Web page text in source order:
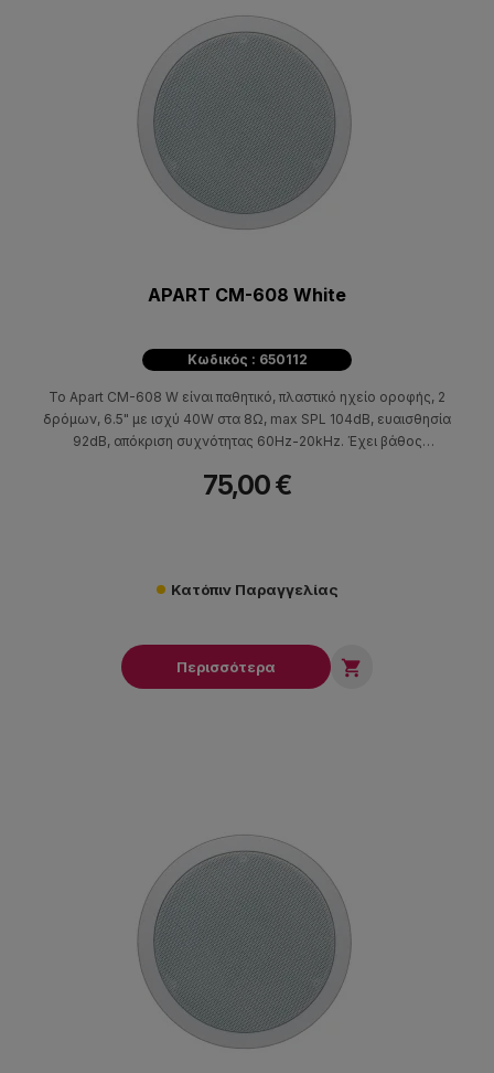
APART CM-608 White
Κωδικός : 650112
Το Apart CM-608 W είναι παθητικό, πλαστικό ηχείο οροφής, 2
δρόμων, 6.5" με ισχύ 40W στα 8Ω, max SPL 104dB, ευαισθησία
92dB, απόκριση συχνότητας 60Hz-20kHz. Έχει βάθος
75,00 €
Κατόπιν Παραγγελίας
Περισσότερα 